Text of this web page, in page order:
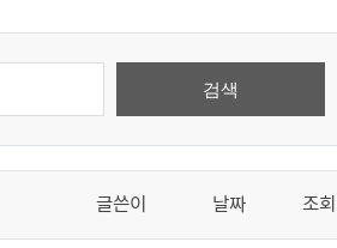
글쓴이 날짜 조회